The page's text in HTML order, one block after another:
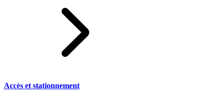
Accès et stationnement